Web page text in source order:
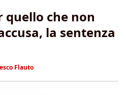
quello che non
la sentenza
Flauto